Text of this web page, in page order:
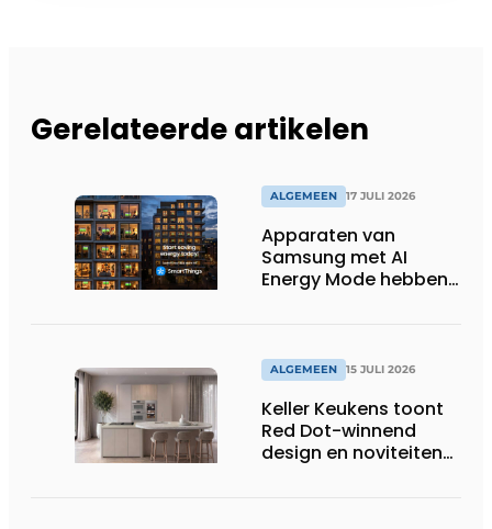
Gerelateerde artikelen
ALGEMEEN 17 JULI 2026
Apparaten van
Samsung met AI
Energy Mode hebben
huishoudens, wat
overeenkomt met het
wassen van 22.023.110
voetbalshirts
ALGEMEEN 15 JULI 2026
Keller Keukens toont
Red Dot-winnend
design en noviteiten